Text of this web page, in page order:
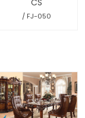
/ FJ-050